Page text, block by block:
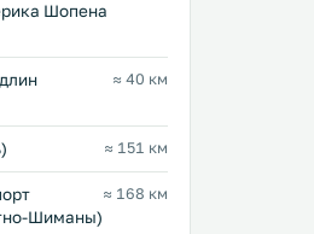
в
от
≈ 62 $
расположены в центре
10 минутах ходьбы от
Предоставляется
Шопена
≈ 40 км
≈ 151 км
Шиманы)
≈ 168 км